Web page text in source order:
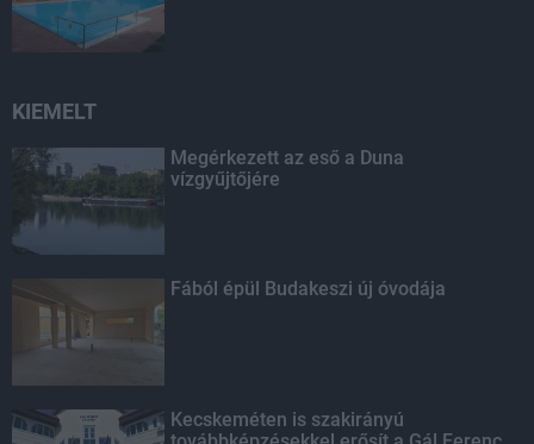
KIEMELT
Megérkezett az eső a Duna
vízgyűjtőjére
Fából épül Budakeszi új óvodája
Kecskeméten is szakirányú